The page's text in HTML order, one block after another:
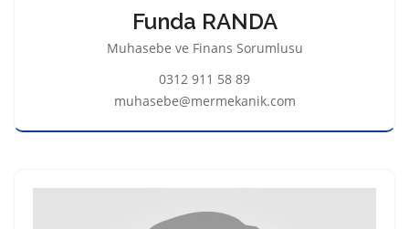
Funda RANDA
Muhasebe ve Finans Sorumlusu
0312 911 58 89
muhasebe@mermekanik.com